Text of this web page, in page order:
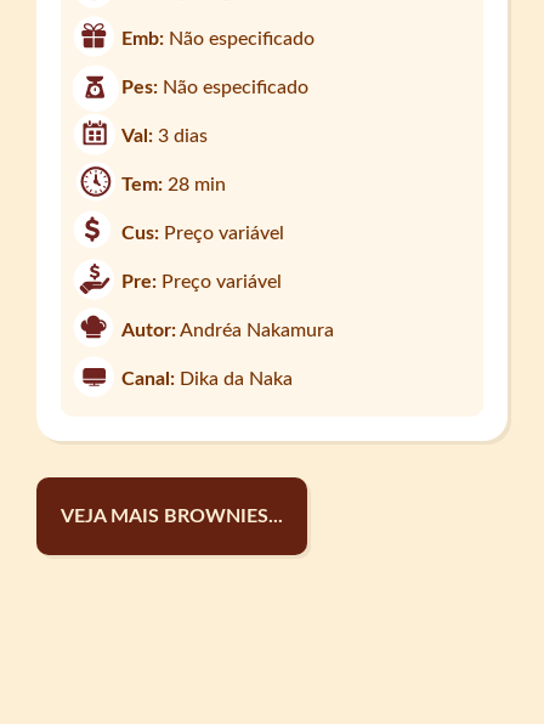
Emb: Não especificado
Pes: Não especificado
Val:3 dias
Tem:28 min
Cus: Preço variável
Pre: Preço variável
Autor:Andréa Nakamura
Canal: Dika da Naka
VEJA MAIS BROWNIES...